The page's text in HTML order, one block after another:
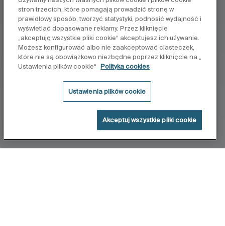
stron trzecich, które pomagają prowadzić stronę w
prawidłowy sposób, tworzyć statystyki, podnosić wydajność i
wyświetlać dopasowane reklamy. Przez kliknięcie
„akceptuję wszystkie pliki cookie“ akceptujesz ich używanie.
Możesz konfigurować albo nie zaakceptować ciasteczek,
które nie są obowiązkowo niezbędne poprzez kliknięcie na „
Ustawienia plików cookie“
Polityka cookies
Ustawienia plików cookie
Akceptuj wszystkie pliki cookie